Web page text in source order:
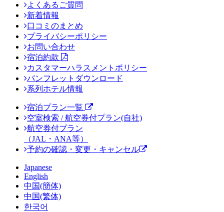
よくあるご質問
新着情報
口コミのまとめ
プライバシーポリシー
お問い合わせ
宿泊約款
カスタマーハラスメントポリシー
パンフレットダウンロード
系列ホテル情報
宿泊プラン一覧
空室検索 / 航空券付プラン(自社)
航空券付プラン
（JAL・ANA等）
予約の確認・変更・キャンセル
Japanese
English
中国(簡体)
中国(繁体)
한국어